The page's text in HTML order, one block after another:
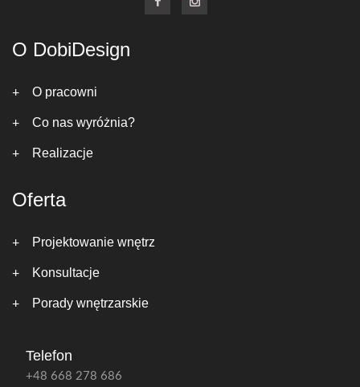
O DobiDesign
O pracowni
Co nas wyróżnia?
Realizacje
Oferta
Projektowanie wnętrz
Konsultacje
Porady wnętrzarskie
Telefon
+48 668 278 686